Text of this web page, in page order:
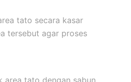
tato secara kasar
tersebut agar proses
area tato dengan sabun